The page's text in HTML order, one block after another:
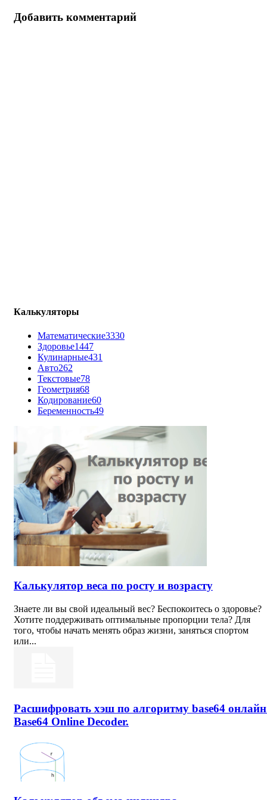
Добавить комментарий
Калькуляторы
Математические3330
Здоровье1447
Кулинарные431
Авто262
Текстовые78
Геометрия68
Кодирование60
Беременность49
Калькулятор веса по росту и возрасту
Знаете ли вы свой идеальный вес? Беспокоитесь о здоровье?
Хотите поддерживать оптимальные пропорции тела? Для
того, чтобы начать менять образ жизни, заняться спортом
или...
Расшифровать хэш по алгоритму base64
Base64 Online Decoder.